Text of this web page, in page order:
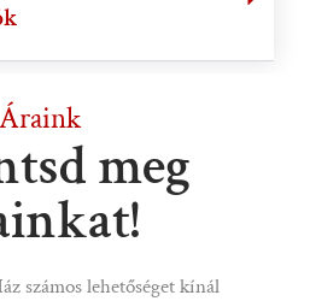
Áraink
meg
számos lehetőséget kínál